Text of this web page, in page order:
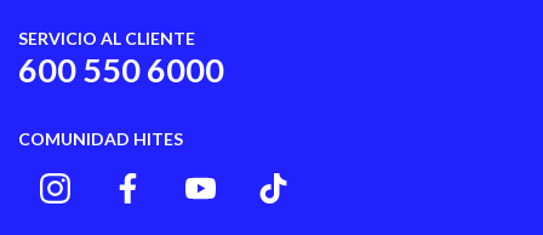
SERVICIO AL CLIENTE
600 550 6000
COMUNIDAD HITES